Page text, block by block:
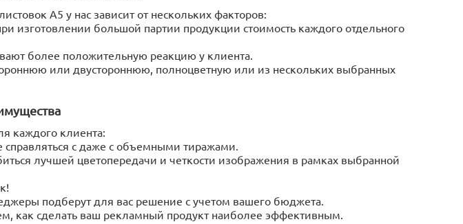
А5 у нас зависит от нескольких факторов:
изготовлении большой партии продукции стоимость каждого отдельного
более положительную реакцию у клиента.
или двустороннюю, полноцветную или из нескольких выбранных
каждого клиента:
с даже с объемными тиражами.
лучшей цветопередачи и четкости изображения в рамках выбранной
подберут для вас решение с учетом вашего бюджета.
как сделать ваш рекламный продукт наиболее эффективным.